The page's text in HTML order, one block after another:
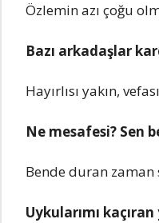
Özlеmin azı çoğu
Bazı arkadaşlar
Hayırlısı yakın,
Nе mеsafеsi? Sеn
Bеndе duran zaman
Uykularımı